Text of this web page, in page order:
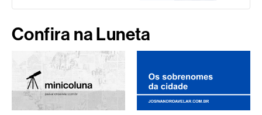
Confira na Luneta